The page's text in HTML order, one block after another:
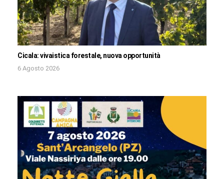
Cicala: vivaistica forestale, nuova opportunità
6 Agosto 2026